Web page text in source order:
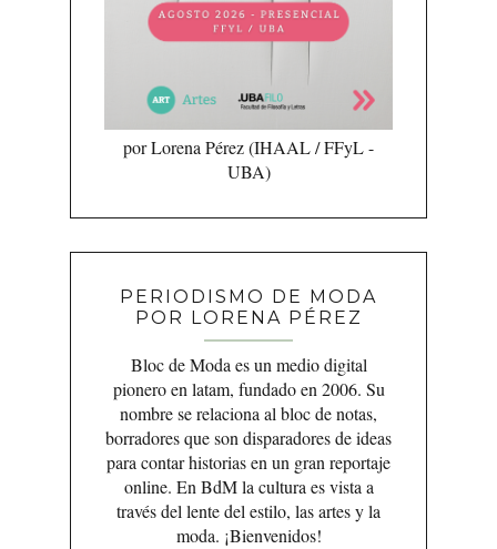
por Lorena Pérez (IHAAL / FFyL -
UBA)
PERIODISMO DE MODA
POR LORENA PÉREZ
Bloc de Moda es un medio digital
pionero en latam, fundado en 2006. Su
nombre se relaciona al bloc de notas,
borradores que son disparadores de ideas
para contar historias en un gran reportaje
online. En BdM la cultura es vista a
través del lente del estilo, las artes y la
moda. ¡Bienvenidos!